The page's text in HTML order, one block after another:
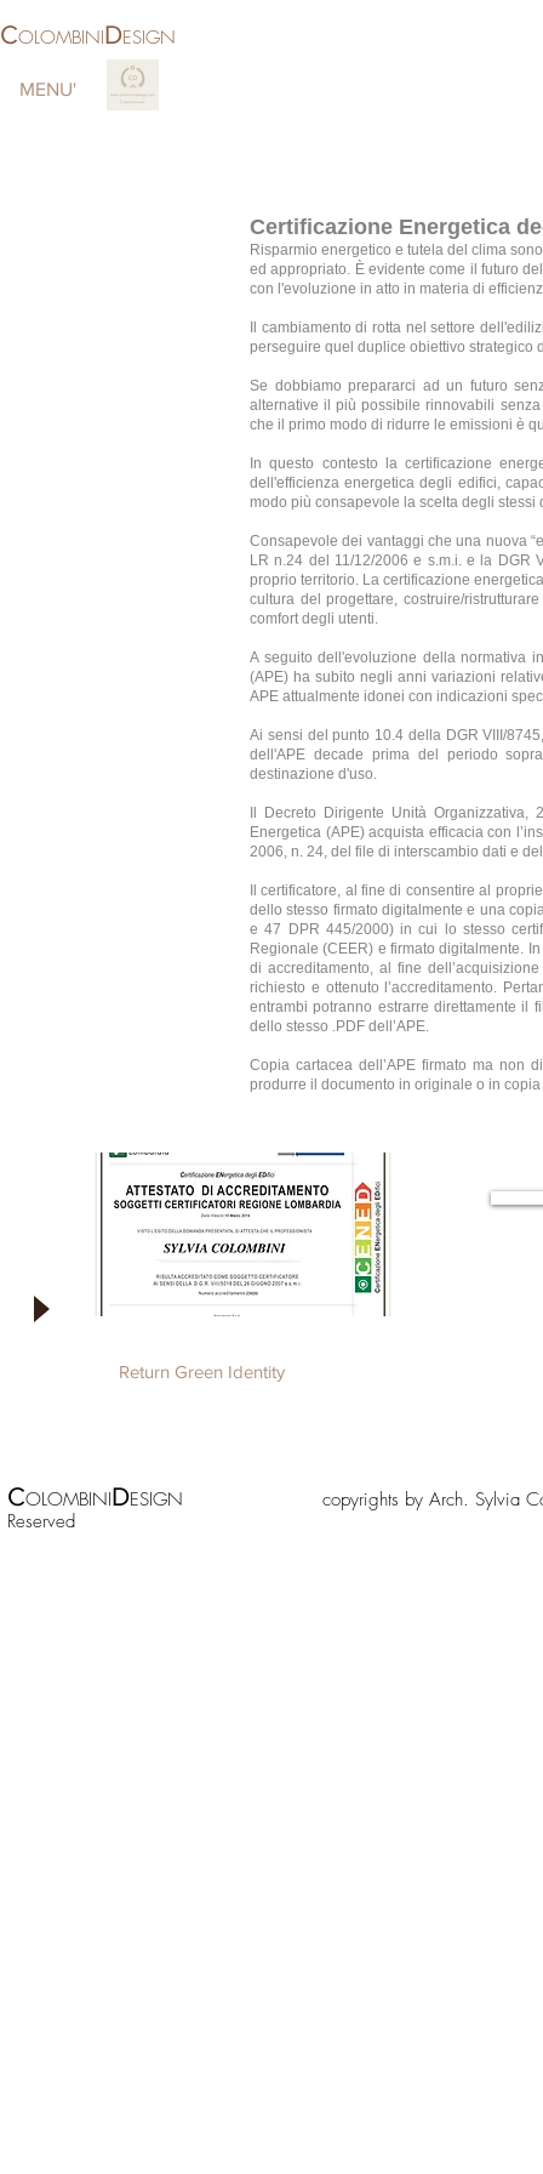
MENU' More
Certificazione Energetica
Risparmio energetico e tutela del clima
ed appropriato. È evidente come il futuro
con l'evoluzione in atto in materia di
Il cambiamento di rotta nel settore
perseguire quel duplice obiettivo strategico
Se dobbiamo prepararci ad un futuro
alternative il più possibile rinnovabili
che il primo modo di ridurre le emissioni è
In questo contesto la certificazione
dell'efficienza energetica degli edifici,
modo più consapevole la scelta degli stessi
Consapevole dei vantaggi che una nuova
LR n.24 del 11/12/2006 e s.m.i. e la DGR
proprio territorio. La certificazione
cultura del progettare, costruire/
comfort degli utenti.
A seguito dell'evoluzione della normativa
(APE) ha subito negli anni variazioni
APE attualmente idonei con indicazioni
Ai sensi del punto 10.4 della DGR VIII/
dell'APE decade prima del periodo
destinazione d'uso.
Il Decreto Dirigente Unità
Energetica (APE) acquista efficacia con
2006, n. 24, del file di interscambio dati e
Il certificatore, al fine di consentire al
dello stesso firmato digitalmente e una
e 47 DPR 445/2000) in cui lo stesso
Regionale (CEER) e firmato digitalmente.
di accreditamento, al fine
richiesto e ottenuto l’accreditamento.
entrambi potranno estrarre direttamente il
dello stesso .PDF dell’APE.
Copia cartacea dell’APE firmato ma non
produrre il documento in originale o in
Return Green Identity
COLOMBINIDESIGN
COLOMBINIDESIGN copyrights by Arch.
Reserved